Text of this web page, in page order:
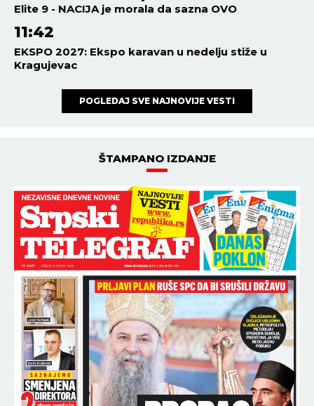
Elite 9 - NACIJA je morala da sazna OVO
11:42
EKSPO 2027: Ekspo karavan u nedelju stiže u
Kragujevac
POGLEDAJ SVE NAJNOVIJE VESTI
ŠTAMPANO IZDANJE